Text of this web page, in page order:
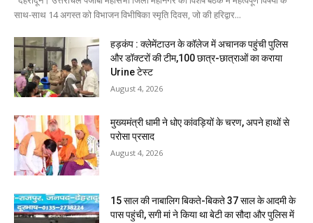
साथ-साथ 14 अगस्त को विभाजन विभीषिका स्मृति दिवस, जो की हरिद्वार...
हड़कंप : क्लेमेंटाउन के कॉलेज में अचानक पहुंची पुलिस
और डॉक्टरों की टीम,100 छात्र-छात्राओं का कराया
Urine टेस्ट
August 4, 2026
मुख्यमंत्री धामी ने धोए कांवड़ियों के चरण, अपने हाथों से
परोसा प्रसाद
August 4, 2026
15 साल की नाबालिग बिकते-बिकते 37 साल के आदमी के
पास पहुंची, सगी मां ने किया था बेटी का सौदा और पुलिस में